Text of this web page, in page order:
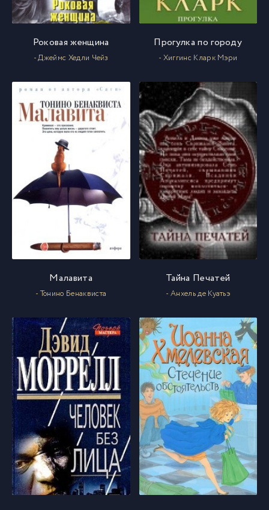
Роковая женщина
- Джеймс Хедли Чейз
Прогулка по городу
- Хиггинс Кларк Мэри
Малавита
- Тонино Бенаквиста
Тайна Печатей
- Анхель де Куатьэ